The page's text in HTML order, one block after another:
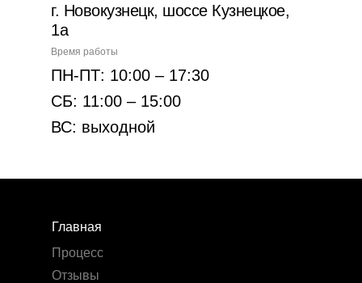
Время работы
ПН-ПТ: 10:00 – 17:30
СБ: 11:00 – 15:00
ВС: выходной
г. Новокузнецк, шоссе Кузнецкое,
1а
Главная
Процесс
Отзывы